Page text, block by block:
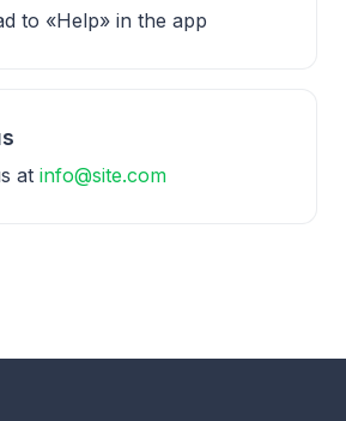
to «Help» in the app
at info@site.com